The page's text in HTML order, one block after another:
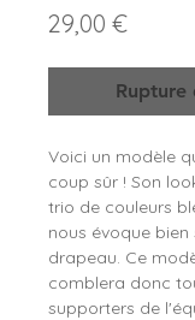
29,00 €Prix
Rupture
Voici un modèle
coup sûr ! Son
trio de couleurs
nous évoque bien
drapeau. Ce
comblera donc
supporters de